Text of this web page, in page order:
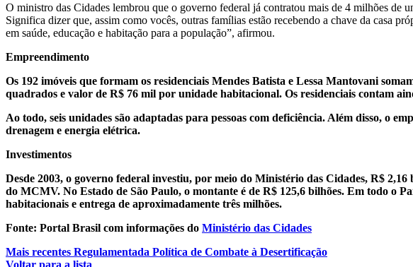
O ministro das Cidades lembrou que o governo federal já contratou mais de 4 milhões de
Significa dizer que, assim como vocês, outras famílias estão recebendo a chave da casa
em saúde, educação e habitação para a população”, afirmou.
Empreendimento
Os 192 imóveis que formam os residenciais Mendes Batista e Lessa Mantovani
quadrados e valor de R$ 76 mil por unidade habitacional. Os residenciais contam
Ao todo, seis unidades são adaptadas para pessoas com deficiência. Além disso, o
drenagem e energia elétrica.
Investimentos
Desde 2003, o governo federal investiu, por meio do Ministério das Cidades, R$
do MCMV. No Estado de São Paulo, o montante é de R$ 125,6 bilhões. Em todo o
habitacionais e entrega de aproximadamente três milhões.
Fonte: Portal Brasil com informações do Ministério das Cidades
Mais recentes Regulamentada Política de Combate à Desertificação
Voltar para a lista